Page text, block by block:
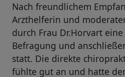
Nach freundlichem
Arzthelferin und
durch Frau Dr.Horvart
Befragung und
statt. Die direkte
fühlte gut an und hatte